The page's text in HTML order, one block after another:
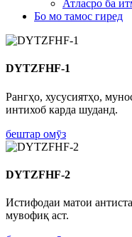
Атласро ба
Бо мо тамос гиред
DYTZFHF-1
Рангҳо, хусусиятҳо,
интихоб карда шуданд.
бештар омӯз
DYTZFHF-2
Истифодаи матои
мувофиқ аст.